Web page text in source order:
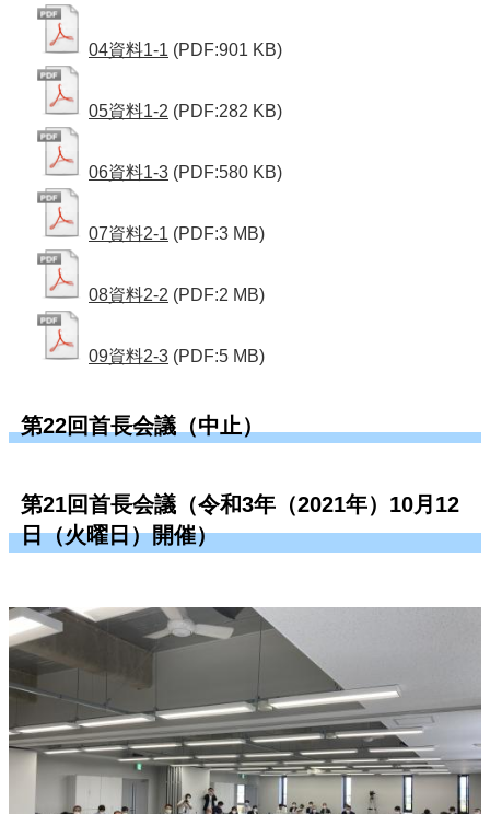
04資料1-1 (PDF:901 KB)
05資料1-2 (PDF:282 KB)
06資料1-3 (PDF:580 KB)
07資料2-1 (PDF:3 MB)
08資料2-2 (PDF:2 MB)
09資料2-3 (PDF:5 MB)
第22回首長会議（中止）
第21回首長会議（令和3年（2021年）10月12
日（火曜日）開催）